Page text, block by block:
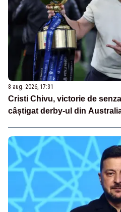
8 aug. 2026, 17:31
Cristi Chivu, victorie de
câștigat derby-ul din